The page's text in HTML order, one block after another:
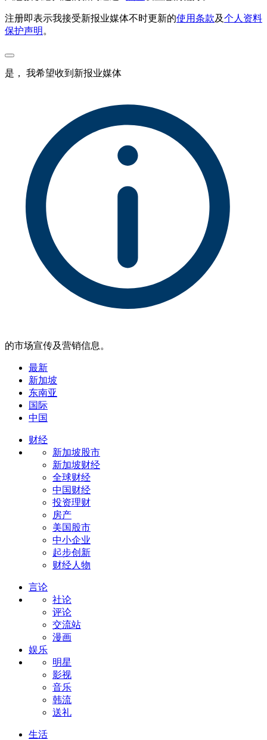
注册即表示我接受新报业媒体不时更新的使用条款及个人资料
保护声明 。
是， 我希望收到新报业媒体
的市场宣传及营销信息。
最新
新加坡
东南亚
国际
中国
财经
新加坡股市
新加坡财经
全球财经
中国财经
投资理财
房产
美国股市
中小企业
起步创新
财经人物
言论
社论
评论
交流站
漫画
娱乐
明星
影视
音乐
韩流
送礼
生活